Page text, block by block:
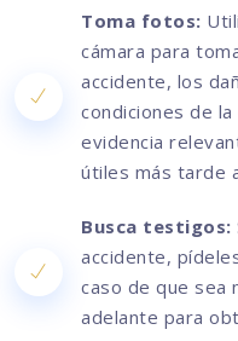
Toma fotos:
cámara para
accidente, los
condiciones de
evidencia
útiles más tarde
Busca testigos:
accidente,
caso de que sea
adelante para